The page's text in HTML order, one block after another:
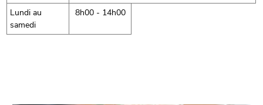
Lundi au
samedi
8h00 - 14h00